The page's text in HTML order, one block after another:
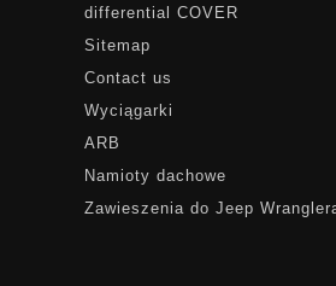
differential COVER
Sitemap
Contact us
Wyciągarki
ARB
Namioty dachowe
Zawieszenia do Jeep